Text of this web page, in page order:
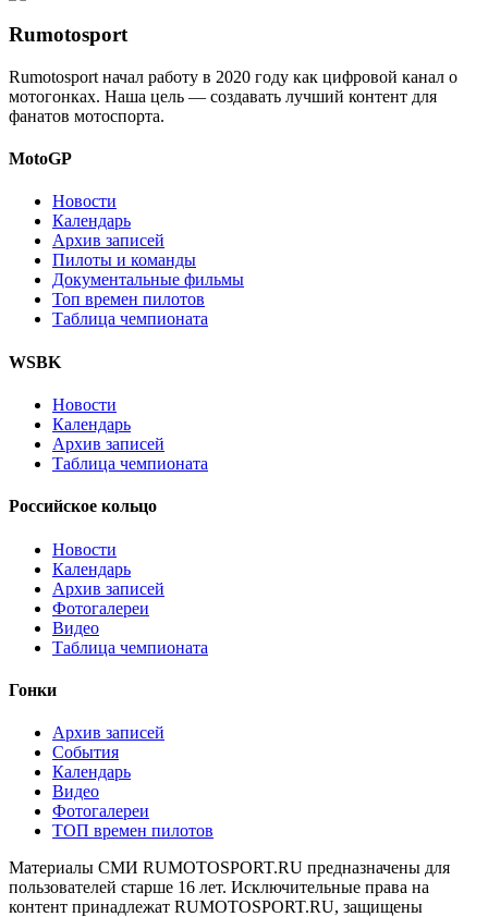
Rumotosport
Rumotosport начал работу в 2020 году как цифровой канал о
мотогонках. Наша цель — создавать лучший контент для
фанатов мотоспорта.
MotoGP
Новости
Календарь
Архив записей
Пилоты и команды
Документальные фильмы
Топ времен пилотов
Таблица чемпионата
WSBK
Новости
Календарь
Архив записей
Таблица чемпионата
Российское кольцо
Новости
Календарь
Архив записей
Фотогалереи
Видео
Таблица чемпионата
Гонки
Архив записей
События
Календарь
Видео
Фотогалереи
ТОП времен пилотов
Материалы СМИ RUMOTOSPORT.RU предназначены для
пользователей старше 16 лет. Исключительные права на
контент принадлежат RUMOTOSPORT.RU, защищены